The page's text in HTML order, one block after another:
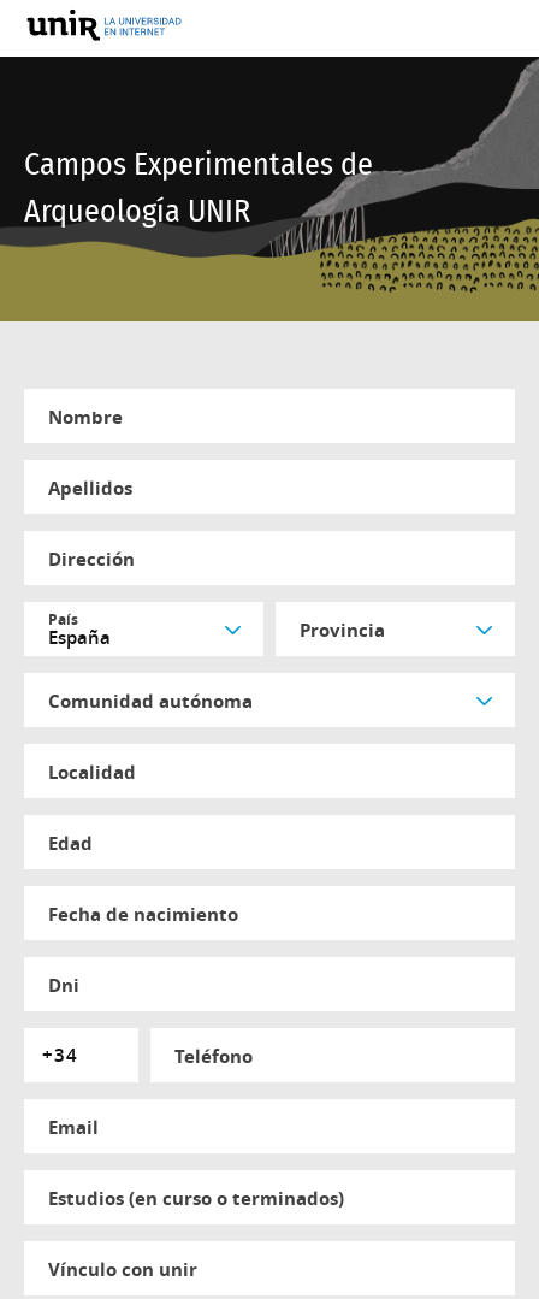
Campos Experimentales de
Arqueología UNIR
nombre
apellidos
dirección
país provincia
comunidad autónoma
localidad
edad
fecha de nacimiento
dni
teléfono
email
estudios (en curso o terminados)
vínculo con unir